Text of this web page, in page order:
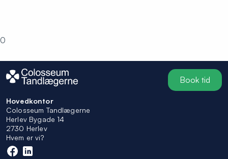
0
Book tid
Hovedkontor
Colosseum Tandlægerne
Herlev Bygade 14
2730 Herlev
Hvem er vi?